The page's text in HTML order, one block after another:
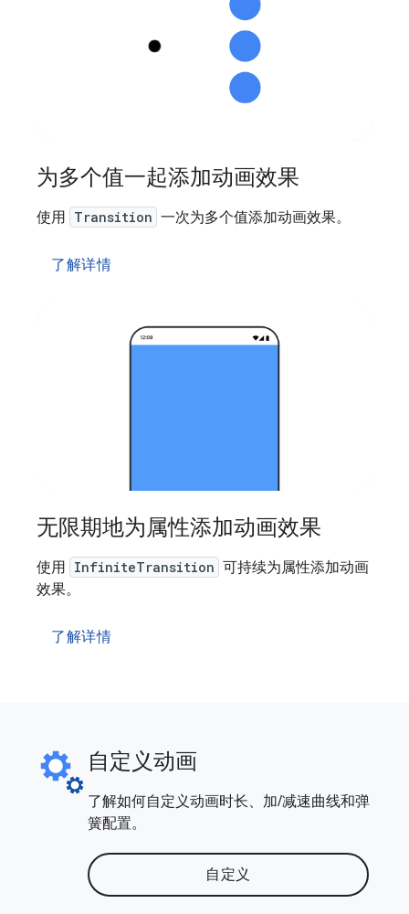
为多个值一起添加动画效果
使用 Transition 一次为多个值添加动画效果。
了解详情
无限期地为属性添加动画效果
使用 InfiniteTransition 可持续为属性添加动画
效果。
了解详情
自定义动画
了解如何自定义动画时长、加/减速曲线和弹
簧配置。
自定义